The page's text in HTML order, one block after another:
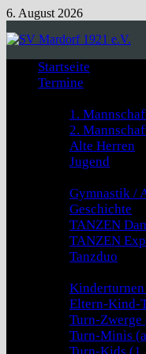
Zum
springen
6. August 2026
Startseite
Termine
1.
2.
Alte Herren
Jugend
Gymnastik /
Geschichte
TANZEN
TANZEN
Tanzduo
Eltern-Kind-
Turn-Zwerge
Turn-Minis